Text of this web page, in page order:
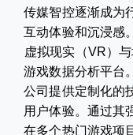
传媒智控逐渐成为
互动体验和沉浸感
虚拟现实（VR）
游戏数据分析平台
公司提供定制化的
用户体验。通过其
在多个热门游戏项